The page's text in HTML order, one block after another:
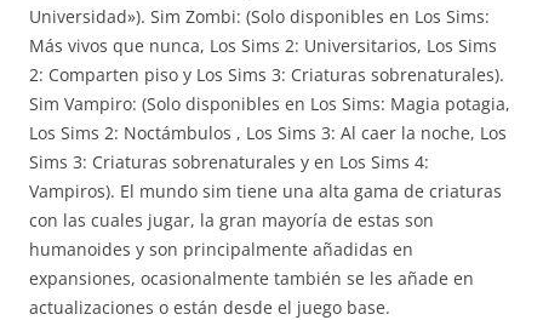
Universidad»). Sim Zombi: (Solo disponibles en Los Sims:
Más vivos que nunca, Los Sims 2: Universitarios, Los Sims
2: Comparten piso y Los Sims 3: Criaturas sobrenaturales).
Sim Vampiro: (Solo disponibles en Los Sims: Magia potagia,
Los Sims 2: Noctámbulos , Los Sims 3: Al caer la noche, Los
Sims 3: Criaturas sobrenaturales y en Los Sims 4:
Vampiros). El mundo sim tiene una alta gama de criaturas
con las cuales jugar, la gran mayoría de estas son
humanoides y son principalmente añadidas en
expansiones, ocasionalmente también se les añade en
actualizaciones o están desde el juego base.